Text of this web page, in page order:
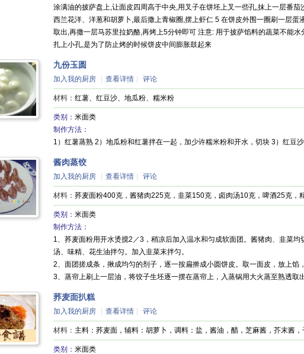
涂满油的披萨盘上,让面皮四周高于中央,用叉子在饼坯上叉一些孔,抹上一层番
西兰花洋、洋葱和胡萝卜,最后撒上青椒圈,摆上虾仁 5 在饼皮外围一圈刷一层
取出,再撒一层马苏里拉奶酪,再烤上5分钟即可 注意: 用于披萨馅料的蔬菜不能
扎上小孔,是为了防止烤的时候饼皮中间膨胀鼓起来
九份玉圆
加入我的厨房 查看详情 评论
材料： 红薯、红豆沙、地瓜粉、糯米粉
类别： 米面类
制作方法：
1）红薯蒸熟 2）地瓜粉和红薯拌在一起，加少许糯米粉和开水，切块 3）红豆
酱肉蒸饺
加入我的厨房 查看详情 评论
材料： 荞麦面粉400克，酱猪肉225克，韭菜150克，卤肉汤10克，啤酒25克，
类别： 米面类
制作方法：
1、荞麦面粉用开水烫搅2／3，稍凉后加入温水和匀成软面团。酱猪肉、韭菜
汤、味精、花生油拌匀。加入韭菜末拌匀。
2、面团搓成条，揪成均匀的剂子，逐一按扁擀成小圆饼皮。取一面皮，放上馅
3、蒸帘上刷上一层油，将饺子生坯逐一摆在蒸帘上，入蒸锅用大火蒸至熟透取
荞麦面扒糕
加入我的厨房 查看详情 评论
材料： 主料：荞麦面，辅料：胡萝卜，调料：盐，酱油，醋，芝麻酱，芥末酱
类别： 米面类